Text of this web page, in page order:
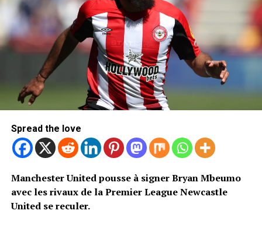
Spread the love
Manchester United pousse à signer Bryan Mbeumo
avec les rivaux de la Premier League Newcastle
United se reculer.